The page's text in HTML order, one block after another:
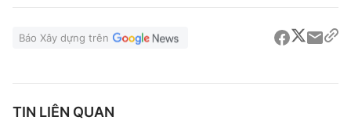
Báo Xây dựng trên
TIN LIÊN QUAN